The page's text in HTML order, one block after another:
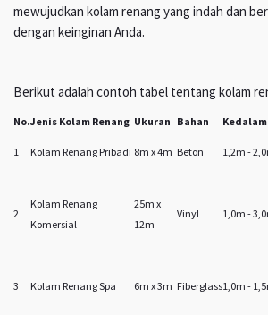
mewujudkan kolam renang yang indah dan
dengan keinginan Anda.
Berikut adalah contoh tabel tentang kolam
No.Jenis Kolam Renang Ukuran Bahan
1 Kolam Renang Pribadi 8m x 4m Beton 1,2m -
2
Kolam Renang
Komersial
25m x
12m
Vinyl 1,0m -
3
Kolam Renang Spa 6m x 3m Fiberglass1,0m -